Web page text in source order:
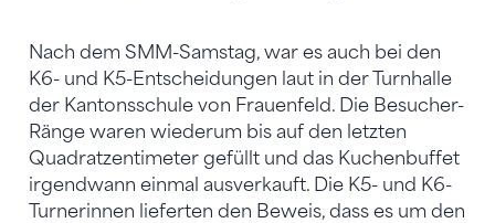
Nach dem SMM-Samstag, war es auch bei den
K6- und K5-Entscheidungen laut in der Turnhalle
der Kantonsschule von Frauenfeld. Die Besucher-
Ränge waren wiederum bis auf den letzten
Quadratzentimeter gefüllt und das Kuchenbuffet
irgendwann einmal ausverkauft. Die K5- und K6-
Turnerinnen lieferten den Beweis, dass es um den